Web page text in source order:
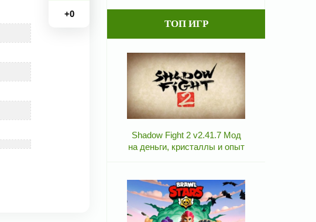
+0
ТОП ИГР
Shadow Fight 2 v2.41.7 Мод
на деньги, кристаллы и опыт